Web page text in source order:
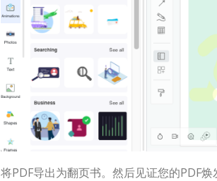
将PDF导出为翻页书。然后见证您的PDF焕